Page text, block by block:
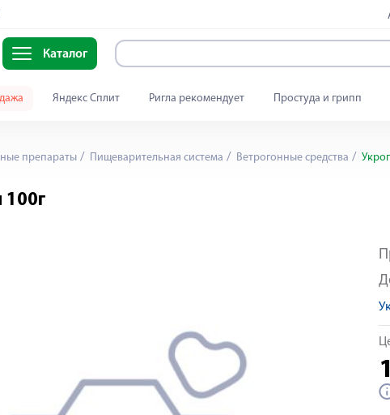
Каталог
Яндекс Сплит Ригла рекомендует Простуда и грипп
препараты Пищеварительная система Ветрогонные средства
100г